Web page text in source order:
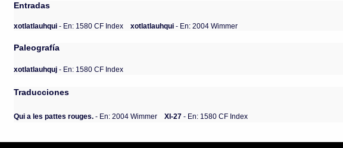
Entradas
xotlatlauhqui- En: 1580 CF Index xotlatlauhqui- En: 2004 Wimmer
Paleografía
xotlatlauhquj - En: 1580 CF Index
Traducciones
Qui a les pattes rouges. - En: 2004 Wimmer XI-27 - En: 1580 CF Index